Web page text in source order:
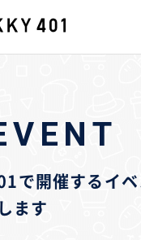
で開催するイ
ます